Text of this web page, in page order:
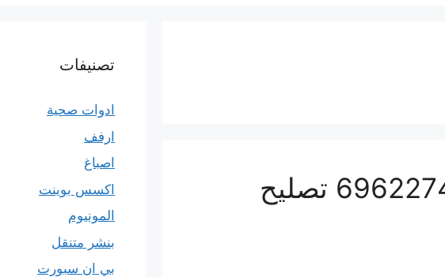
كراج ميكانيكي سيارة انوفا 69622745 تصليح
تصنيفات
ادوات صحية
ارفف
اصباغ
اكسس بوينت
المونيوم
بنشر متنقل
بي ان سبورت